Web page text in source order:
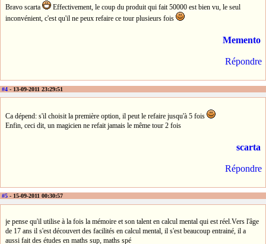
Bravo scarta
Effectivement, le coup du produit qui fait 50000 est bien vu, le seul
inconvénient, c'est qu'il ne peux refaire ce tour plusieurs fois
Memento
Répondre
#4 - 13-09-2011 23:29:51
Ca dépend: s'il choisit la première option, il peut le refaire jusqu'à 5 fois
Enfin, ceci dit, un magicien ne refait jamais le même tour 2 fois
scarta
Répondre
#5 - 15-09-2011 00:30:57
je pense qu'il utilise à la fois la mémoire et son talent en calcul mental qui est réel.Vers l'âge
de 17 ans il s'est découvert des facilités en calcul mental, il s'est beaucoup entrainé, il a
aussi fait des études en maths sup, maths spé